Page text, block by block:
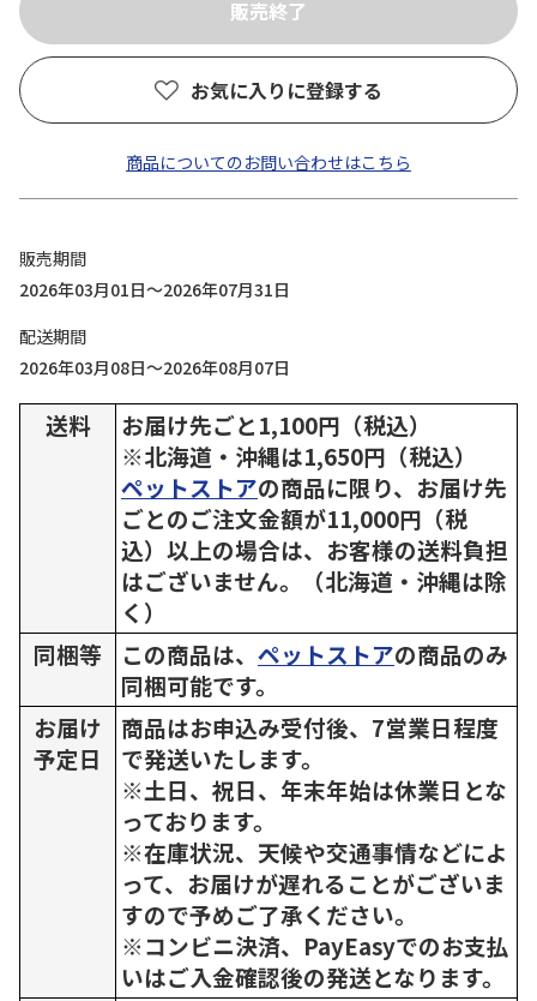
お気に入りに登録する
商品についてのお問い合わせはこちら
販売期間
2026年03月01日～2026年07月31日
配送期間
2026年03月08日～2026年08月07日
送料
お届け先ごと1,100円（税込）
※北海道・沖縄は1,650円（税込）
ペットストアの商品に限り、お届け先
ごとのご注文金額が11,000円（税
込）以上の場合は、お客様の送料負担
はございません。（北海道・沖縄は除
く）
同梱等
この商品は、 ペットストアの商品のみ
同梱可能です。
お届け
予定日
商品はお申込み受付後、7営業日程度
で発送いたします。
※土日、祝日、年末年始は休業日とな
っております。
※在庫状況、天候や交通事情などによ
って、お届けが遅れることがございま
すので予めご了承ください。
※コンビニ決済、PayEasyでのお支払
いはご入金確認後の発送となります。